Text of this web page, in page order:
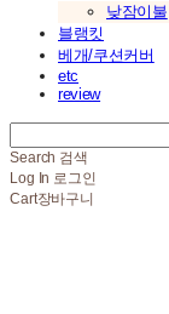
낮잠이불
블랭킷
베개/쿠션커버
etc
review
Search 검색
Log In 로그인
Cart장바구니